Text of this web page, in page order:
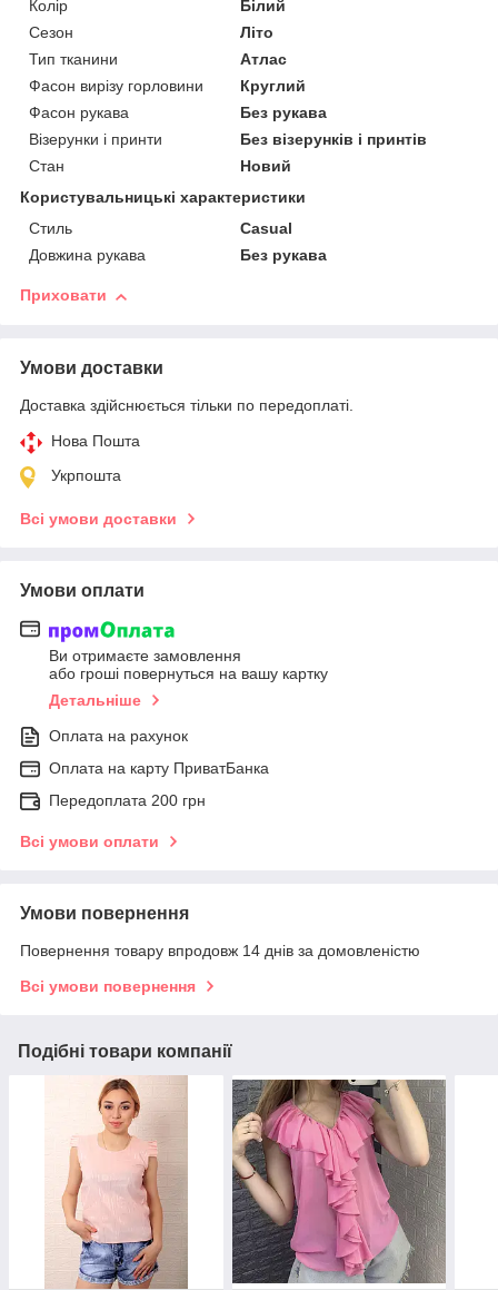
Колір
Білий
Сезон
Літо
Тип тканини
Атлас
Фасон вирізу горловини
Круглий
Фасон рукава
Без рукава
Візерунки і принти
Без візерунків і принтів
Стан
Новий
Користувальницькі характеристики
Стиль
Casual
Довжина рукава
Без рукава
Приховати
Умови доставки
Доставка здійснюється тільки по передоплаті.
Нова Пошта
Укрпошта
Всі умови доставки
Умови оплати
Ви отримаєте замовлення
або гроші повернуться на вашу картку
Детальніше
Оплата на рахунок
Оплата на карту ПриватБанка
Передоплата 200 грн
Всі умови оплати
Умови повернення
Повернення товару впродовж 14 днів за домовленістю
Всі умови повернення
Подібні товари компанії